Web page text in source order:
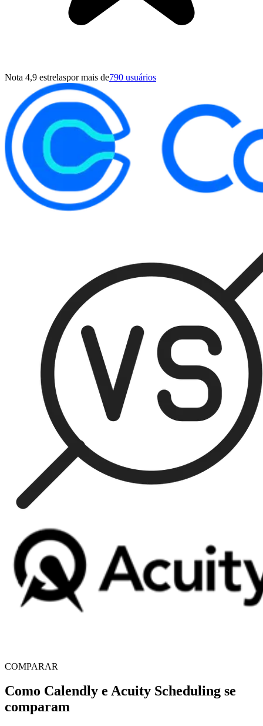
Nota 4,9 estrelaspor mais de790 usuários
COMPARAR
Como Calendly e Acuity Scheduling se
comparam